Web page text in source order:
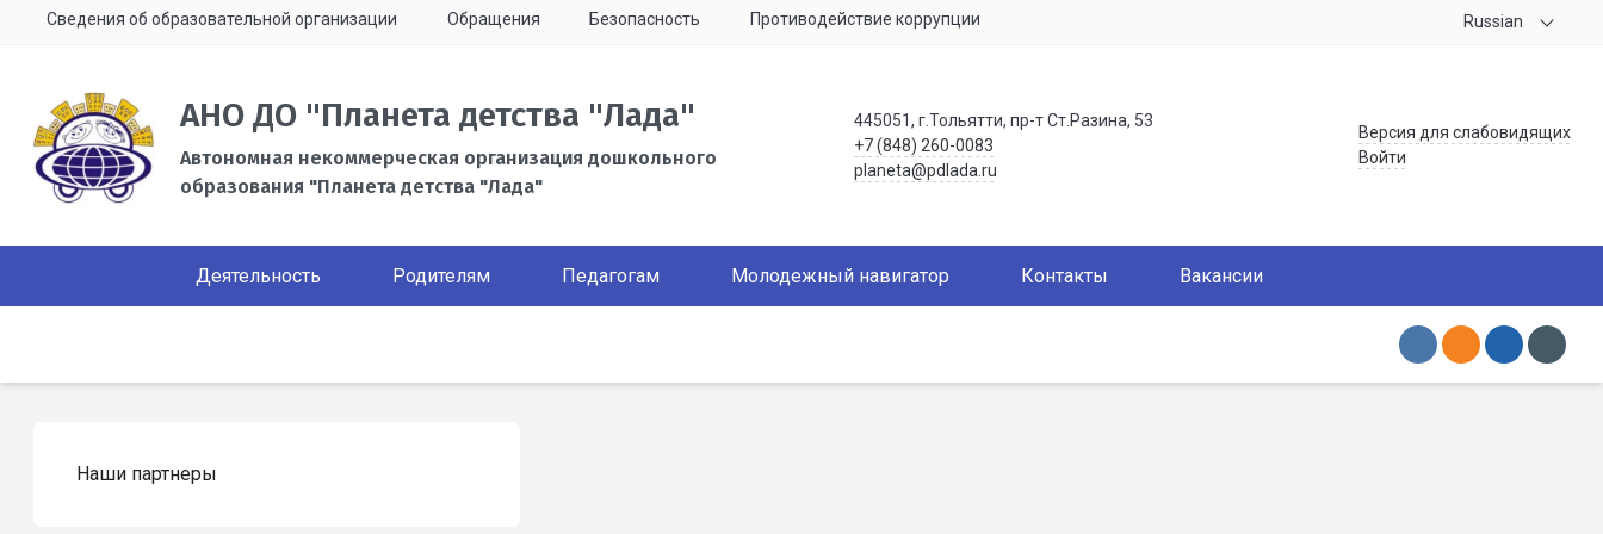
Сведения об образовательной организации Обращения Безопасность Противодействие коррупции Russian
АНО ДО "Планета детства "Лада"
Автономная некоммерческая организация дошкольного
образования "Планета детства "Лада"
445051, г.Тольятти, пр-т Ст.Разина, 53
+7 (848) 260-0083
planeta@pdlada.ru
Версия для слабовидящих
Войти
Деятельность Родителям Педагогам Молодежный навигатор Контакты Вакансии
Наши партнеры